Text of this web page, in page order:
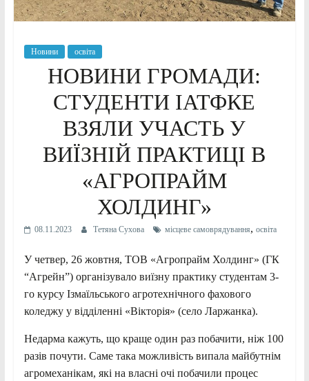
Новини освіта
НОВИНИ ГРОМАДИ:
СТУДЕНТИ ІАТФКЕ
ВЗЯЛИ УЧАСТЬ У
ВИЇЗНІЙ ПРАКТИЦІ В
«АГРОПРАЙМ
ХОЛДИНГ»
08.11.2023 Тетяна Сухова місцеве самоврядування, освіта
У четвер, 26 жовтня, ТОВ «Агропрайм Холдинг» (ГК
“Агрейн”) організувало виїзну практику студентам 3-
го курсу Ізмаїльського агротехнічного фахового
коледжу у відділенні «Вікторія» (село Ларжанка).
Недарма кажуть, що краще один раз побачити, ніж 100
разів почути. Саме така можливість випала майбутнім
агромеханікам, які на власні очі побачили процес